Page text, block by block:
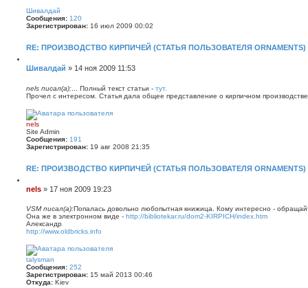
ф
о
р
ц
п
л
ь
о
в
а
т
е
л
S
н
и
е
р
н
у
ь
к
ч
а
у
Шивалдай
Сообщения: 120
Зарегистрирован: 16 июл 2009 00:02
RE: ПРОИЗВОДСТВО КИРПИЧЕЙ (СТАТЬЯ ПОЛЬЗОВАТЕЛЯ ORNAMENTS)
и
т
а
С
о
б
е
н
и
е
Шивалдай » 14 ноя 2009 11:53
nels писал(а): ... Полный текст статьи - тут.
Прочел с интересом. Статья дала общее представление о кирпичном
е
р
н
у
т
ь
к
ч
л
у
nels
Site Admin
Сообщения: 191
Зарегистрирован: 19 авг 2008 21:35
RE: ПРОИЗВОДСТВО КИРПИЧЕЙ (СТАТЬЯ ПОЛЬЗОВАТЕЛЯ ORNAMENTS)
и
т
а
С
о
б
щ
е
н
и
е
nels » 17 ноя 2009 19:23
VSM писал(а):Попалась довольно любопытная книжица. Кому интересно -
Она же в электронном виде - http://bibliotekar.ru/dom2-KIRPICH/index.htm
Александр
http://www.oldbricks.info
е
р
н
у
т
ь
talysman
Сообщения: 252
Зарегистрирован: 15 май 2013 00:46
Откуда: Kiev